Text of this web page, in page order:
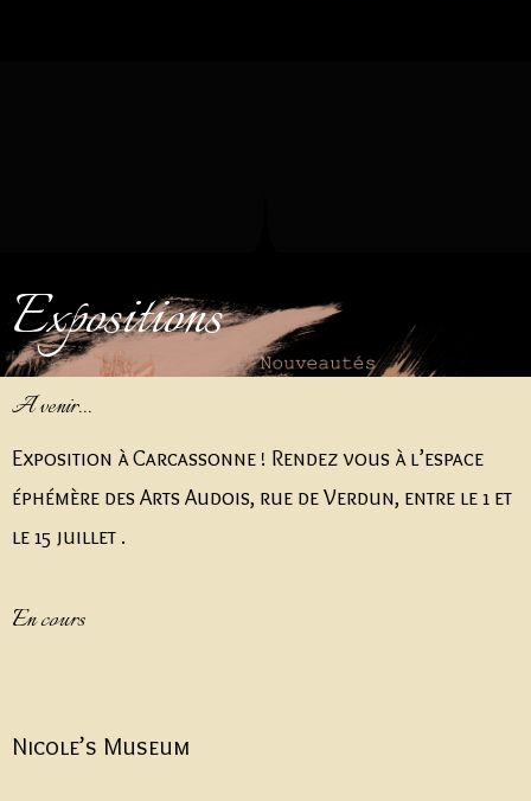
Expositions
A venir...
Exposition à Carcassonne ! Rendez vous à l’espace
éphémère des Arts Audois, rue de Verdun, entre le 1 et
le 15 juillet .
En cours
Nicole’s Museum